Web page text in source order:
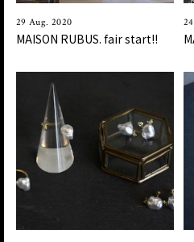
29 Aug. 2020
MAISON RUBUS. fair start!!